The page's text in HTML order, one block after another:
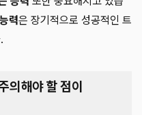
력은 장기적으로 성공적인 트
의해야 할 점이